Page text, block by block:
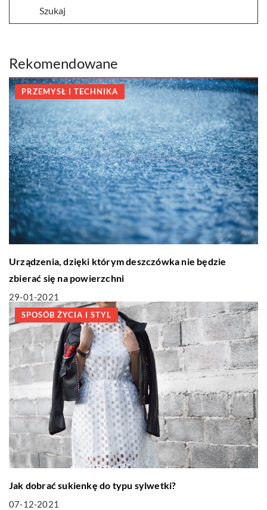
Rekomendowane
PRZEMYSŁ I TECHNIKA
Urządzenia, dzięki którym deszczówka nie będzie
zbierać się na powierzchni
29-01-2021
SPOSÓB ŻYCIA I STYL
Jak dobrać sukienkę do typu sylwetki?
07-12-2021